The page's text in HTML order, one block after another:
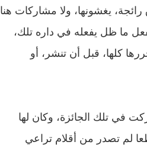
يغشونها، ولا مشاركات هنا
ما ظل يفعله في داره تلك،
كلها، قبل أن تنشر، أو
في تلك الجائزة، وكان لها
لم تصدر من أقلام تراعي